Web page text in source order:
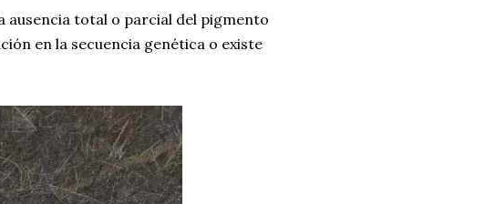
total o parcial del pigmento
en la secuencia genética o existe